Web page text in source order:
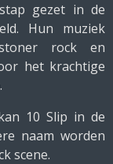
gezet in de
Hun muziek
rock en
het krachtige
10 Slip in de
naam worden
scene.